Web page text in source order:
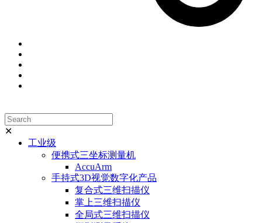
✕
工业级
便携式三坐标测量机
AccuArm
手持式3D视觉数字化产品
复合式三维扫描仪
掌上三维扫描仪
全局式三维扫描仪